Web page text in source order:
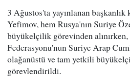
3 Ağustos'ta yayınlanan
Yefimov, hem Rusya'nın Suriye
büyükelçilik görevinden
Federasyonu'nun Suriye Arap
olağanüstü ve tam yetkili
görevlendirildi.